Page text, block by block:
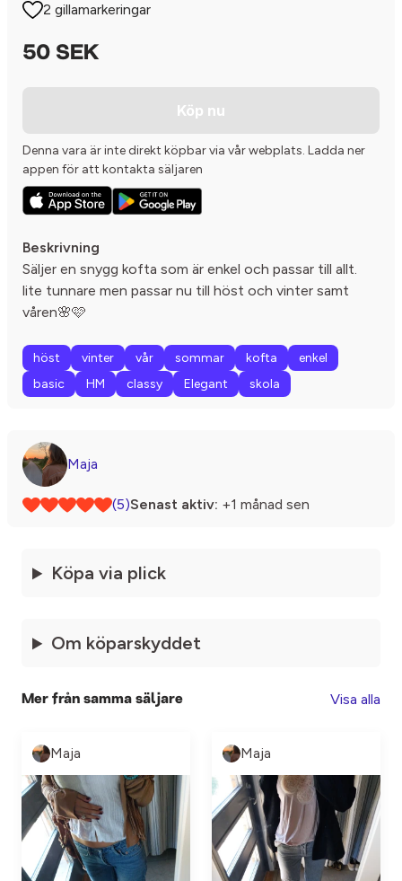
2 gillamarkeringar
50 SEK
Köp nu
Denna vara är inte direkt köpbar via vår webplats. Ladda ner
appen för att kontakta säljaren
Beskrivning
Säljer en snygg kofta som är enkel och passar till allt.
lite tunnare men passar nu till höst och vinter samt
våren🌸🩷
höst vinter vår sommar kofta
enkel
basic
HM classy Elegant skola
Maja
(5)Senast aktiv: +1 månad sen
Köpa via plick
Om köparskyddet
Mer från samma säljare Visa alla
Maja Maja